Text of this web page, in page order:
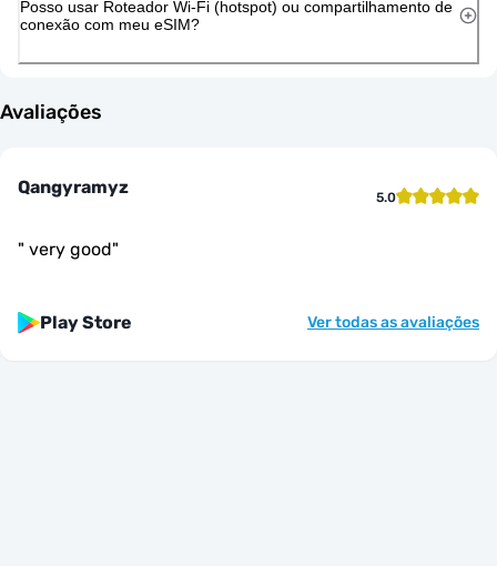
Posso usar Roteador Wi-Fi (hotspot) ou compartilhamento de
conexão com meu eSIM?
Avaliações
Qangyramyz 5.0
" very good"
Play Store Ver todas as avaliações